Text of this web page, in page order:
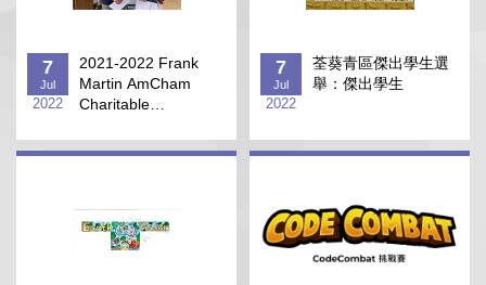
7
Jul
2022
2021-2022 Frank
Martin AmCham
Charitable
Book Award
7
Jul
2022
荃葵青區傑出學生選
舉：傑出學生